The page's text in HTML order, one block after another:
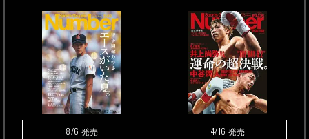
8/6 発売 4/16 発売